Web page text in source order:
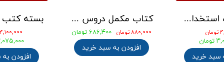
۴,۱۰۰,۰۰۰ تومان
۳,۰۷۵,۰۰۰
افزودن
کتاب مکمل دروس حیطه عمومی ویژه آزمون استخدامی آموزش و پرورش 1405 نشر چهارخونه
۸۸۰,۰۰۰ تومان ۶۸۶,۴۰۰ تومان
افزودن به سبد خرید
بسته کتب استخدامی دبیری علوم تجربی - شیمی آزمون آموزش و پرورش 1405
سبد خرید